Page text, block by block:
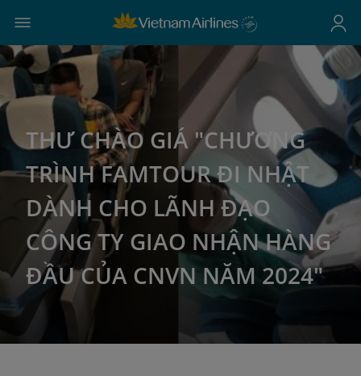
THƯ CHÀO GIÁ "CHƯƠNG
TRÌNH FAMTOUR ĐI NHẬT
DÀNH CHO LÃNH ĐẠO
CÔNG TY GIAO NHẬN HÀNG
ĐẦU CỦA CNVN NĂM 2024"